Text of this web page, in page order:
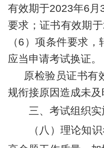
有效期于2023年6月
要求 ；证书有效期于
（6 ）项条件要求 ，
应当申请考试换证。
原检验员证书有
规衔接原因造成未
三、考试组织实
（ 八 ） 理论知